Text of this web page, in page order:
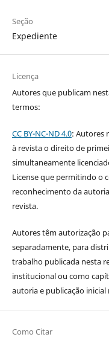
Seção
Expediente
Licença
Autores que publicam
termos:
CC BY-NC-ND 4.0: Autores
à revista o direito de
simultaneamente
License que permitindo o
reconhecimento da
revista.
Autores têm autorização
separadamente, para
trabalho publicada nesta
institucional ou como
autoria e publicação inicial
Como Citar